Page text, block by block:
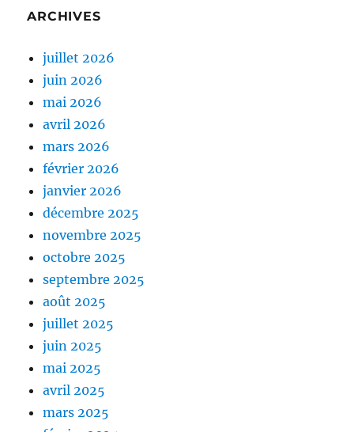
ARCHIVES
juillet 2026
juin 2026
mai 2026
avril 2026
mars 2026
février 2026
janvier 2026
décembre 2025
novembre 2025
octobre 2025
septembre 2025
août 2025
juillet 2025
juin 2025
mai 2025
avril 2025
mars 2025